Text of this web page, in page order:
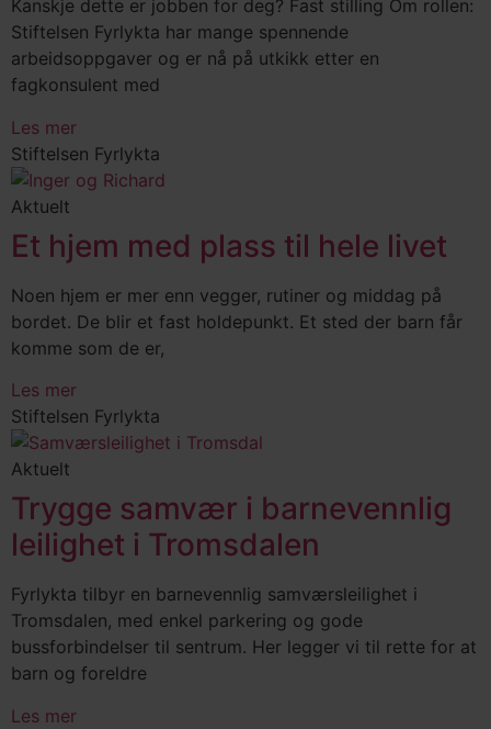
Kanskje dette er jobben for deg? Fast stilling Om rollen:
Stiftelsen Fyrlykta har mange spennende
arbeidsoppgaver og er nå på utkikk etter en
fagkonsulent med
Les mer
Stiftelsen Fyrlykta
Aktuelt
Et hjem med plass til hele livet
Noen hjem er mer enn vegger, rutiner og middag på
bordet. De blir et fast holdepunkt. Et sted der barn får
komme som de er,
Les mer
Stiftelsen Fyrlykta
Aktuelt
Trygge samvær i barnevennlig
leilighet i Tromsdalen
Fyrlykta tilbyr en barnevennlig samværsleilighet i
Tromsdalen, med enkel parkering og gode
bussforbindelser til sentrum. Her legger vi til rette for at
barn og foreldre
Les mer